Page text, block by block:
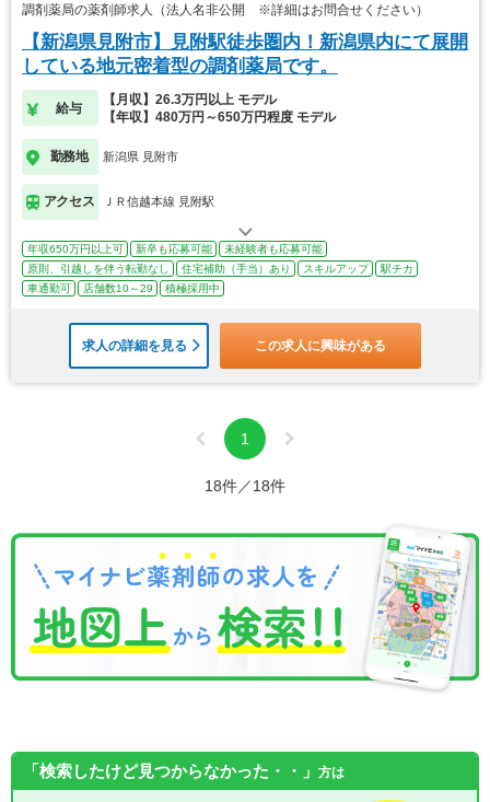
調剤薬局の薬剤師求人（法人名非公開 ※詳細はお問合せください）
【新潟県見附市】見附駅徒歩圏内！新潟県内にて展開
している地元密着型の調剤薬局です。
給与
【月収】26.3万円以上 モデル
【年収】480万円～650万円程度 モデル
勤務地 新潟県 見附市
アクセス ＪＲ信越本線 見附駅
年収650万円以上可 新卒も応募可能
未経験者も応募可能
原則、引越しを伴う転勤なし
住宅補助（手当）あり スキルアップ
駅チカ
車通勤可
店舗数10～29 積極採用中
求人の詳細を見る この求人に興味がある
1
18件／18件
「検索したけど見つからなかった・・」 方は